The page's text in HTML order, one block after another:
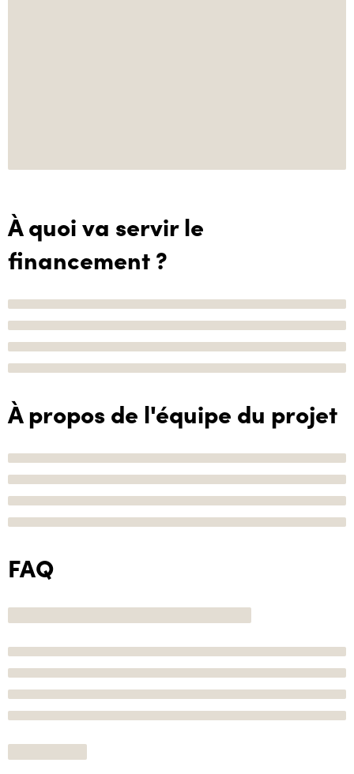
À quoi va servir le
financement ?
À propos de l'équipe du projet
FAQ